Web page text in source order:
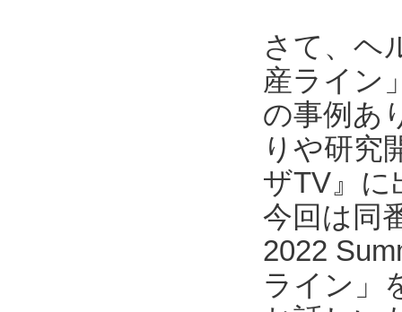
さて、ヘ
産ライン
の事例あ
りや研究
ザTV』に
今回は同
2022
ライン」